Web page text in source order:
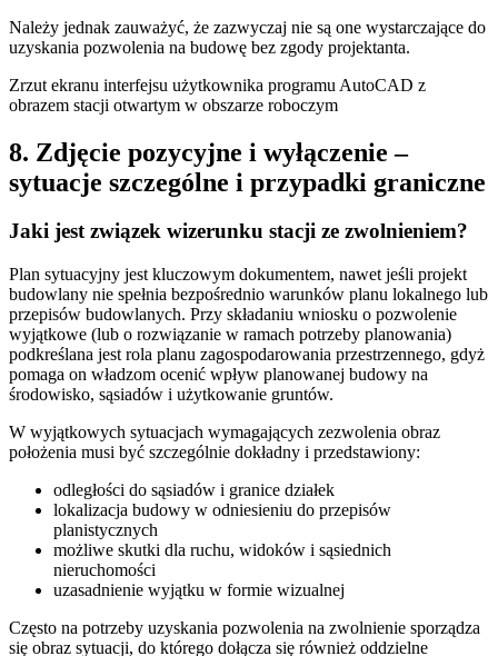
Należy jednak zauważyć, że zazwyczaj nie są one wystarczające do
uzyskania pozwolenia na budowę bez zgody projektanta.
Zrzut ekranu interfejsu użytkownika programu AutoCAD z
obrazem stacji otwartym w obszarze roboczym
8. Zdjęcie pozycyjne i wyłączenie –
sytuacje szczególne i przypadki graniczne
Jaki jest związek wizerunku stacji ze zwolnieniem?
Plan sytuacyjny jest kluczowym dokumentem, nawet jeśli projekt
budowlany nie spełnia bezpośrednio warunków planu lokalnego lub
przepisów budowlanych. Przy składaniu wniosku o pozwolenie
wyjątkowe (lub o rozwiązanie w ramach potrzeby planowania)
podkreślana jest rola planu zagospodarowania przestrzennego, gdyż
pomaga on władzom ocenić wpływ planowanej budowy na
środowisko, sąsiadów i użytkowanie gruntów.
W wyjątkowych sytuacjach wymagających zezwolenia obraz
położenia musi być szczególnie dokładny i przedstawiony:
odległości do sąsiadów i granice działek
lokalizacja budowy w odniesieniu do przepisów
planistycznych
możliwe skutki dla ruchu, widoków i sąsiednich
nieruchomości
uzasadnienie wyjątku w formie wizualnej
Często na potrzeby uzyskania pozwolenia na zwolnienie sporządza
się obraz sytuacji, do którego dołącza się również oddzielne